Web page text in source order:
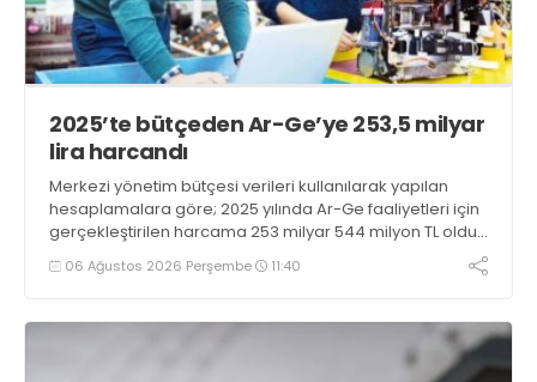
2025’te bütçeden Ar-Ge’ye 253,5 milyar
lira harcandı
Merkezi yönetim bütçesi verileri kullanılarak yapılan
hesaplamalara göre; 2025 yılında Ar-Ge faaliyetleri için
gerçekleştirilen harcama 253 milyar 544 milyon TL oldu.
Ar-Ge harcamalarının merkezi yönetim bütçesi
içerisindeki oranı yüzde 1,58 oldu
06 Ağustos 2026 Perşembe 11:40